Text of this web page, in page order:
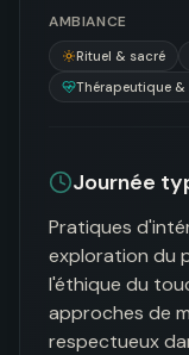
AMBIANCE
Rituel & sacré
Thérapeutique
Journée
Pratiques
exploration du
l'éthique du
approches de
respectueux